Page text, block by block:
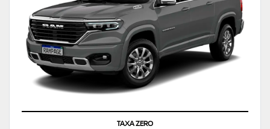
TAXA ZERO